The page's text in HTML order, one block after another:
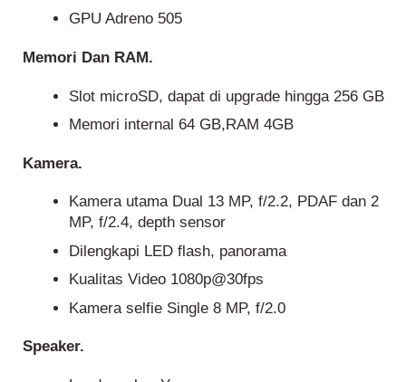
GPU Adreno 505
Memori Dan RAM.
Slot microSD, dapat di upgrade hingga 256 GB
Memori internal 64 GB,RAM 4GB
Kamera.
Kamera utama Dual 13 MP, f/2.2, PDAF dan 2
MP, f/2.4, depth sensor
Dilengkapi LED flash, panorama
Kualitas Video 1080p@30fps
Kamera selfie Single 8 MP, f/2.0
Speaker.